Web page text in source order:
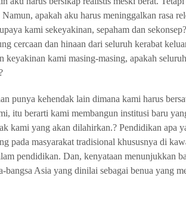
apakah aku harus meninggalkan rasa
kami sekeyakinan, sepaham dan
cercaan dan hinaan dari seluruh kerabat
keyakinan kami masing-masing, apakah
punya kehendak lain dimana kami harus
itu berarti kami membangun institusi baru
kami yang akan dilahirkan.? Pendidikan apa
pada masyarakat tradisional khususnya di
pendidikan. Dan, kenyataan menunjukkan
bangsa Asia yang dinilai sebagai benua yang